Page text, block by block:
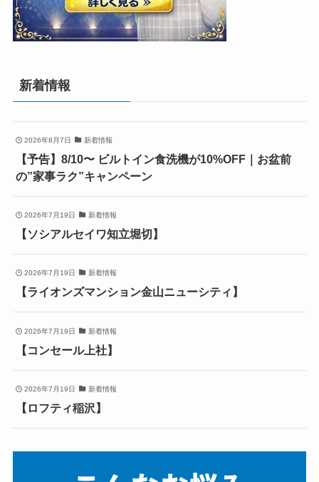
新着情報
2026年8月7日 新着情報
【予告】8/10〜 ビルトイン食洗機が10%OFF｜お盆前
の”家事ラク”キャンペーン
2026年7月19日 新着情報
【ソシアルセイワ知立堀切】
2026年7月19日 新着情報
【ライオンズマンション金山ニューシティ】
2026年7月19日 新着情報
【コンセール上社】
2026年7月19日 新着情報
【ロフティ稲沢】